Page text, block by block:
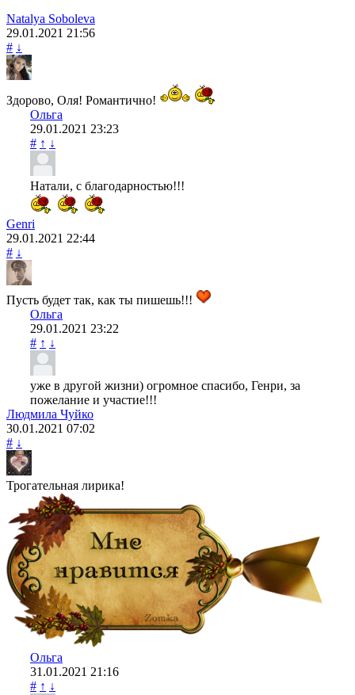
Natalya Soboleva
29.01.2021 21:56
# ↓
Здорово, Оля! Романтично!
Ольга
29.01.2021 23:23
# ↑ ↓
Натали, с благодарностью!!!
Genri
29.01.2021 22:44
# ↓
Пусть будет так, как ты пишешь!!!
Ольга
29.01.2021 23:22
# ↑ ↓
уже в другой жизни) огромное спасибо, Генри, за
пожелание и участие!!!
Людмила Чуйко
30.01.2021 07:02
# ↓
Трогательная лирика!
Ольга
31.01.2021 21:16
# ↑ ↓